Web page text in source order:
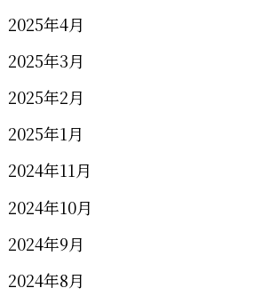
2025年4月
2025年3月
2025年2月
2025年1月
2024年11月
2024年10月
2024年9月
2024年8月